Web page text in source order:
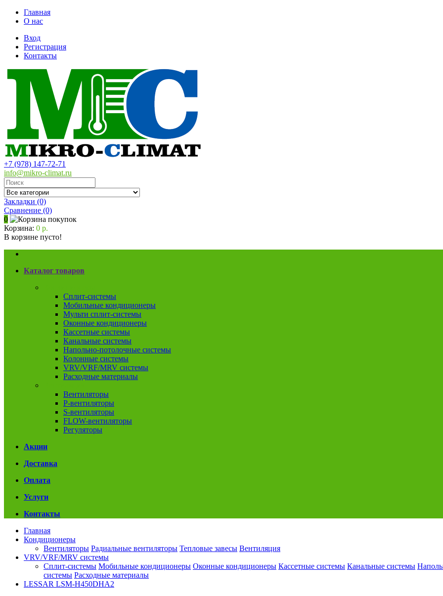
Главная
О нас
Вход
Регистрация
Контакты
+7 (978) 147-72-71
info@mikro-climat.ru
Закладки (0)
Сравнение (0)
0
Корзина: 0 р.
В корзине пусто!
Каталог товаров
Сплит-системы
Мобильные кондиционеры
Мульти сплит-системы
Оконные кондиционеры
Кассетные системы
Канальные системы
Напольно-потолочные системы
Колонные системы
VRV/VRF/MRV системы
Расходные материалы
Вентиляторы
P-вентиляторы
S-вентиляторы
FLOW-вентиляторы
Регуляторы
Акции
Доставка
Оплата
Услуги
Контакты
Главная
Кондиционеры
Вентиляторы Радиальные вентиляторы Тепловые завесы Вентиляция
VRV/VRF/MRV системы
Сплит-системы Мобильные кондиционеры Оконные кондиционеры Кассетные системы Канальные системы
системы Расходные материалы
LESSAR LSM-H450DHA2